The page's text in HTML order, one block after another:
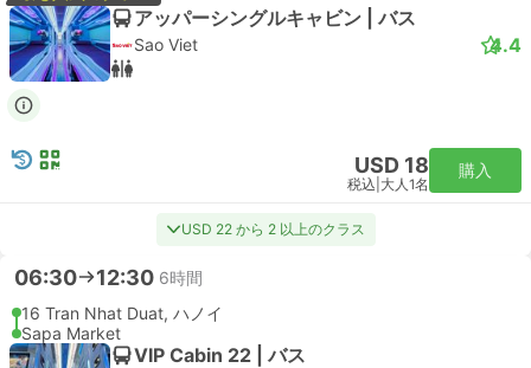
アッパーシングルキャビン | バス
Sao Viet 4.4
USD 18
税込 大人1名
購入
USD 22 から 2 以上のクラス
06:30 12:30 6時間
16 Tran Nhat Duat, ハノイ
Sapa Market
VIP Cabin 22 | バス